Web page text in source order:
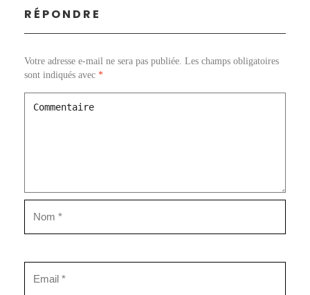
RÉPONDRE
Votre adresse e-mail ne sera pas publiée. Les champs obligatoires
sont indiqués avec *